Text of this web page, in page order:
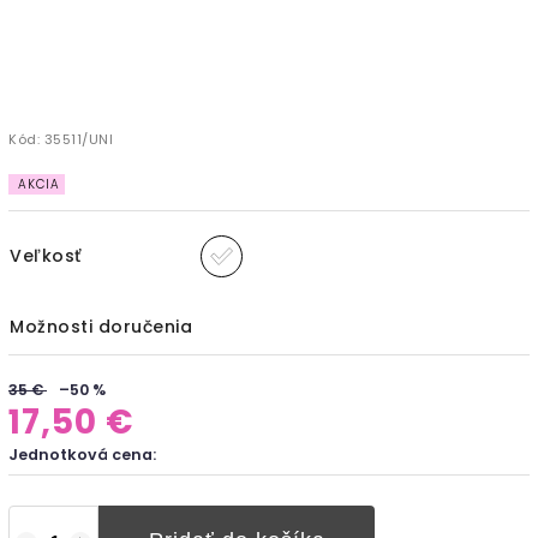
Kód: 35511/UNI
AKCIA
Veľkosť
Možnosti doručenia
35 € –50 %
17,50 €
Jednotková cena: